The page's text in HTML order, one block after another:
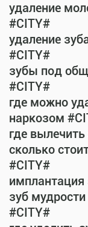
удаление
#CITY#
удаление
#CITY#
зубы под
#CITY#
где можно
наркозом
где
сколько
#CITY#
зуб
#CITY#